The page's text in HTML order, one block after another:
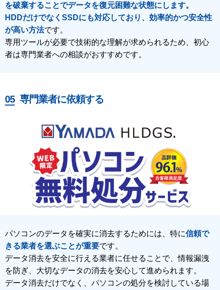
を破棄することでデータを復元困難な状態にします。
HDDだけでなくSSDにも対応しており、効率的かつ安全性
が高い方法です。
専用ツールが必要で技術的な理解が求められるため、初心
者は専門業者への相談がおすすめです。
専門業者に依頼する
パソコンのデータを確実に消去するためには、特に信頼で
きる業者を選ぶことが重要です。
データ消去を安全に行える業者に任せることで、情報漏洩
を防ぎ、大切なデータの消去を安心して進められます。
データ消去だけでなく、パソコンの処分を検討している場